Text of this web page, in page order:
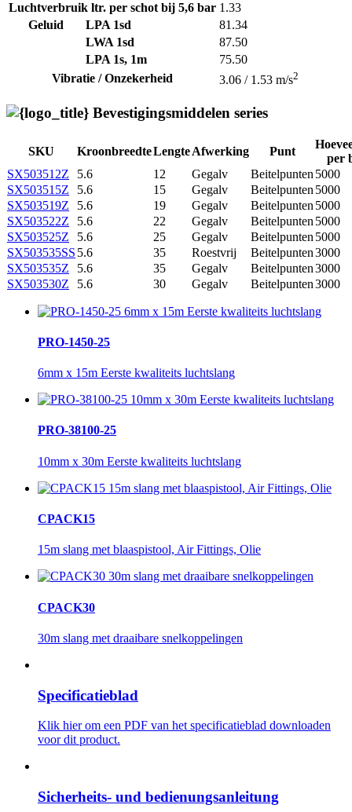
Luchtverbruik ltr. per schot bij 5,6 bar 1.33
Geluid
LPA 1sd
81.34
LWA 1sd
87.50
LPA 1s, 1m
75.50
Vibratie / Onzekerheid
3.06 / 1.53 m/s2
Bevestigingsmiddelen series
SKU KroonbreedteLengteAfwerking Punt
per
SX503512Z
5.6 12 Gegalv Beitelpunten 5000
SX503515Z
5.6 15 Gegalv Beitelpunten 5000
SX503519Z
5.6 19 Gegalv Beitelpunten 5000
SX503522Z
5.6 22 Gegalv Beitelpunten 5000
SX503525Z
5.6 25 Gegalv Beitelpunten 5000
SX503535SS 5.6 35 Roestvrij Beitelpunten3000
SX503535Z
5.6 35 Gegalv Beitelpunten3000
SX503530Z
5.6 30 Gegalv Beitelpunten3000
PRO-1450-25
6mm x 15m Eerste kwaliteits luchtslang
PRO-38100-25
10mm x 30m Eerste kwaliteits luchtslang
CPACK15
15m slang met blaaspistool, Air Fittings, Olie
CPACK30
30m slang met draaibare snelkoppelingen
Specificatieblad
Klik hier om een ​​PDF van het specificatieblad downloaden
voor dit product.
Sicherheits- und bedienungsanleitung